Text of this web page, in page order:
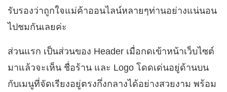
รับรองว่าถูกใจแม่ค้าออนไลน์หลายๆท่านอย่างแน่นอน
ไปชมกันเลยค่ะ
ส่วนแรก เป็นส่วนของ Header เมื่อกดเข้าหน้าเว็บไซต์
มาแล้วจะเห็น ชื่อร้าน และ Logo โดดเด่นอยู่ด้านบน
กับเมนูที่จัดเรียงอยู่ตรงกึ่งกลางได้อย่างสวยงาม พร้อม